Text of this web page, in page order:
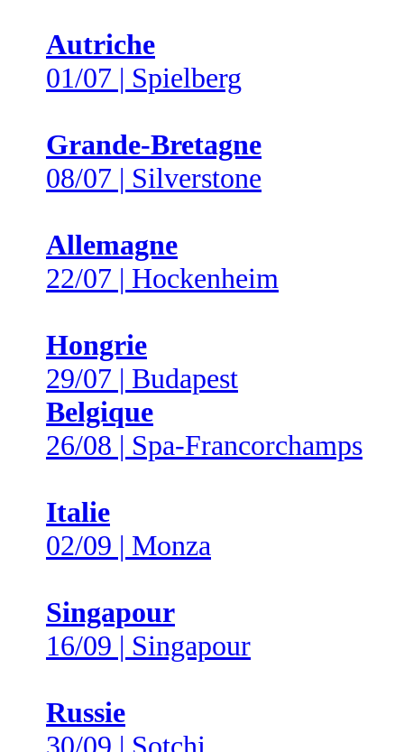
Autriche
01/07 | Spielberg
Grande-Bretagne
08/07 | Silverstone
Allemagne
22/07 | Hockenheim
Hongrie
29/07 | Budapest
Belgique
26/08 | Spa-Francorchamps
Italie
02/09 | Monza
Singapour
16/09 | Singapour
Russie